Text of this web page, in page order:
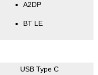
A2DP
BT LE
USB Type C